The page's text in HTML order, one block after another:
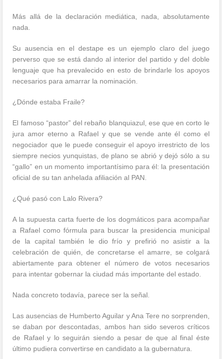
Más allá de la declaración mediática, nada, absolutamente
nada.
Su ausencia en el destape es un ejemplo claro del juego
perverso que se está dando al interior del partido y del doble
lenguaje que ha prevalecido en esto de brindarle los apoyos
necesarios para amarrar la nominación.
¿Dónde estaba Fraile?
El famoso “pastor” del rebaño blanquiazul, ese que en corto le
jura amor eterno a Rafael y que se vende ante él como el
negociador que le puede conseguir el apoyo irrestricto de los
siempre necios yunquistas, de plano se abrió y dejó sólo a su
“gallo” en un momento importantísimo para él: la presentación
oficial de su tan anhelada afiliación al PAN.
¿Qué pasó con Lalo Rivera?
A la supuesta carta fuerte de los dogmáticos para acompañar
a Rafael como fórmula para buscar la presidencia municipal
de la capital también le dio frío y prefirió no asistir a la
celebración de quién, de concretarse el amarre, se colgará
abiertamente para obtener el número de votos necesarios
para intentar gobernar la ciudad más importante del estado.
Nada concreto todavía, parece ser la señal.
Las ausencias de Humberto Aguilar y Ana Tere no sorprenden,
se daban por descontadas, ambos han sido severos críticos
de Rafael y lo seguirán siendo a pesar de que al final éste
último pudiera convertirse en candidato a la gubernatura.